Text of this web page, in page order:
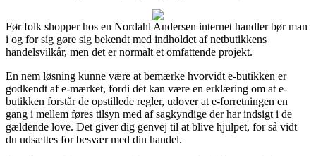
Før folk shopper hos en Nordahl Andersen internet handler bør man
i og for sig gøre sig bekendt med indholdet af netbutikkens
handelsvilkår, men det er normalt et omfattende projekt.
En nem løsning kunne være at bemærke hvorvidt e-butikken er
godkendt af e-mærket, fordi det kan være en erklæring om at e-
butikken forstår de opstillede regler, udover at e-forretningen en
gang i mellem føres tilsyn med af sagkyndige der har indsigt i de
gældende love. Det giver dig genvej til at blive hjulpet, for så vidt
du udsættes for besvær med din handel.